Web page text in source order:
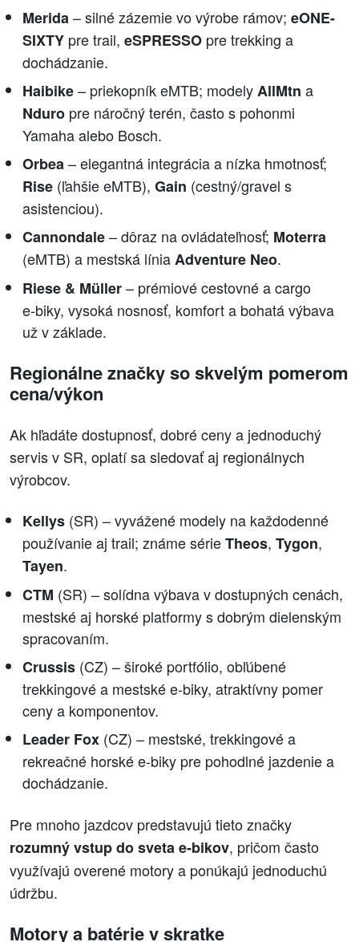
Merida– silné zázemie vo výrobe rámov; eONE-
SIXTY pre trail, eSPRESSO pre trekking a
dochádzanie.
Haibike– priekopník eMTB; modelyAllMtn a
Nduro pre náročný terén, často s pohonmi
Yamaha alebo Bosch.
Orbea– elegantná integrácia a nízka hmotnosť;
Rise (ľahšie eMTB), Gain (cestný/gravel s
asistenciou).
Cannondale– dôraz na ovládateľnosť; Moterra
(eMTB) a mestská líniaAdventure Neo.
Riese & Müller– prémiové cestovné a cargo
e‑biky, vysoká nosnosť, komfort a bohatá výbava
už v základe.
Regionálne značky so skvelým pomerom
cena/výkon
Ak hľadáte dostupnosť, dobré ceny a jednoduchý
servis v SR, oplatí sa sledovať aj regionálnych
výrobcov.
Kellys (SR) – vyvážené modely na každodenné
používanie aj trail; známe sérieTheos, Tygon,
Tayen.
CTM (SR) – solídna výbava v dostupných cenách,
mestské aj horské platformy s dobrým dielenským
spracovaním.
Crussis (CZ) – široké portfólio, obľúbené
trekkingové a mestské e‑biky, atraktívny pomer
ceny a komponentov.
Leader Fox (CZ) – mestské, trekkingové a
rekreačné horské e‑biky pre pohodlné jazdenie a
dochádzanie.
Pre mnoho jazdcov predstavujú tieto značky
rozumný vstup do sveta e‑bikov, pričom často
využívajú overené motory a ponúkajú jednoduchú
údržbu.
Motory a batérie v skratke